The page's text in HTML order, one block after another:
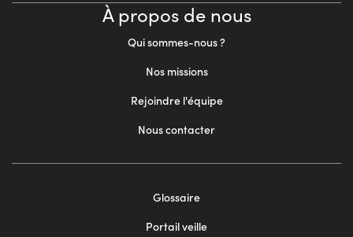
À propos de nous
Qui sommes-nous ?
Nos missions
Rejoindre l'équipe
Nous contacter
Glossaire
Portail veille